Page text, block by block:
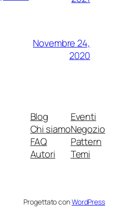
Novembre 24,
2020
Blog
Chi siamo
FAQ
Autori
Eventi
Negozio
Pattern
Temi
Progettato conWordPress